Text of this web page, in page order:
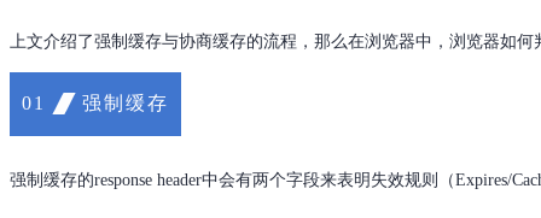
上文介绍了强制缓存与协商缓存的流程，那么在浏览器中，浏览器如
01 强制缓存
强制缓存的response header中会有两个字段来表明失效规则（Expires/